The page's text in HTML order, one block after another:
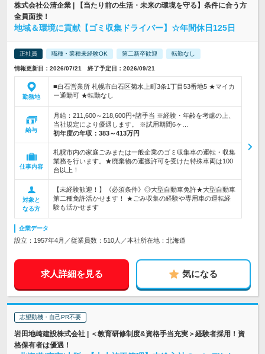
株式会社公清企業 | 【当たり前の生活・未来の環境を守る】条件に合う方
全員面接！
地域＆環境に貢献【ゴミ収集ドライバー】☆年間休日125日
正社員 職種・業種未経験OK 第二新卒歓迎 転勤なし
情報更新日：2026/07/21 終了予定日：2026/09/21
勤務地
■白石営業所 札幌市白石区菊水上町3条1丁目53番地5 ★マイカ
ー通勤可 ★転勤なし
給与
月給：211,600～218,600円+諸手当 ※経験・年齢を考慮の上、
当社規定により優遇します。 ※試用期間6ヶ…
初年度の年収： 383～413万円
仕事内容
札幌市内の家庭ごみまたは一般企業のゴミ収集車の運転・収集
業務を行います。★廃棄物の運搬許可を受けた特殊車両は100
台以上！
対象と
なる方
【未経験歓迎！】《必須条件》◎大型自動車免許★大型自動車
第二種免許活かせます！ ★ごみ収集の経験や専用車の運転経
験も活かせます
企業データ
設立：1957年4月／従業員数：510人／本社所在地：北海道
求人詳細を見る 気になる
志望動機・自己PR不要
岩田地崎建設株式会社 | ＜教育研修制度&資格手当充実＞経験者採用！資
格保有者は優遇！